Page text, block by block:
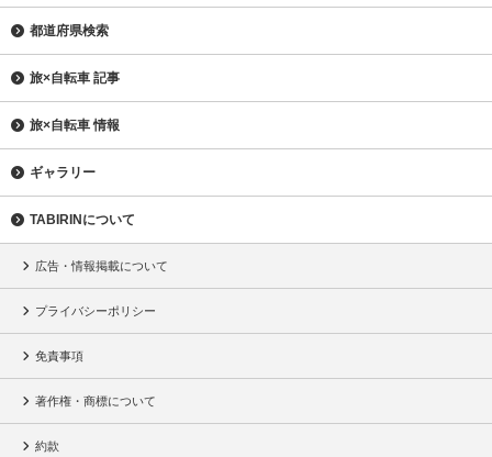
都道府県検索
旅×自転車 記事
旅×自転車 情報
ギャラリー
TABIRINについて
広告・情報掲載について
プライバシーポリシー
免責事項
著作権・商標について
約款